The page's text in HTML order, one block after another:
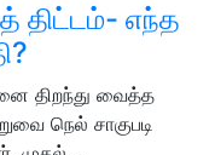
திட்டம்- எந்த
திறந்து வைத்த
நெல் சாகுபடி